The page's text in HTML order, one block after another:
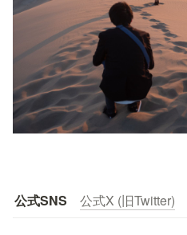
公式SNS 公式X (旧Twitter)